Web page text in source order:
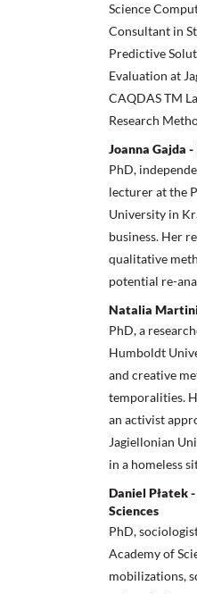
Science
Consultant in
Predictive
Evaluation at
CAQDAS TM
Research
Joanna Gajda
PhD,
lecturer at the
University in
business. Her
qualitative
potential re-
Natalia
PhD, a
Humboldt
and creative
temporalities.
an activist
Jagiellonian
in a homeless
Daniel Płatek
Sciences
PhD,
Academy of
mobilizations,